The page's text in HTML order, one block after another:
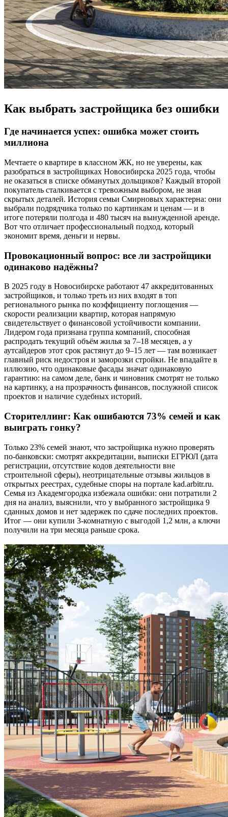
Как выбрать застройщика без ошибки
Где начинается успех: ошибка может стоить
миллиона
Мечтаете о квартире в классном ЖК, но не уверены, как
разобраться в застройщиках Новосибирска 2025 года, чтобы
не оказаться в списке обманутых дольщиков? Каждый второй
покупатель сталкивается с тревожным выбором, не зная
скрытых деталей. История семьи Смирновых характерна: они
выбрали подрядчика только по картинкам и ценам — и в
итоге потеряли полгода и 480 тысяч на вынужденной аренде.
Вот что отличает профессиональный подход, который
экономит время, деньги и нервы.
Провокационный вопрос: все ли застройщики
одинаково надёжны?
В 2025 году в Новосибирске работают 47 аккредитованных
застройщиков, и только треть из них входят в топ
регионального рынка по коэффициенту поглощения —
скорости реализации квартир, которая напрямую
свидетельствует о финансовой устойчивости компании.
Лидером года признана группа компаний, способная
распродать текущий объём жилья за 7–18 месяцев, а у
аутсайдеров этот срок растянут до 9–15 лет — там возникает
главный риск недостроя и заморозки стройки. Не впадайте в
иллюзию, что одинаковые фасады значат одинаковую
гарантию: на самом деле, банк и чиновник смотрят не только
на картинку, а на прозрачность финансов, послужной список
проектов и наличие судебных историй.
Сторителлинг: Как ошибаются 73% семей и как
выиграть гонку?
Только 23% семей знают, что застройщика нужно проверять
по-банковски: смотрят аккредитации, выписки ЕГРЮЛ (дата
регистрации, отсутствие кодов деятельности вне
строительной сферы), неотрицательные отзывы жильцов в
открытых реестрах, судебные споры на портале kad.arbitr.ru.
Семья из Академгородка избежала ошибки: они потратили 2
дня на анализ, выяснили, что у выбранного застройщика 9
сданных домов и нет задержек по сдаче последних проектов.
Итог — они купили 3-комнатную с выгодой 1,2 млн, а ключи
получили на три месяца раньше срока.